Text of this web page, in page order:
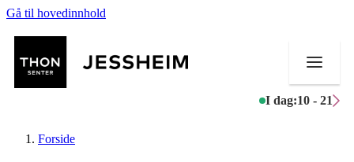
Gå til hovedinnhold
I dag:10 - 21
Forside